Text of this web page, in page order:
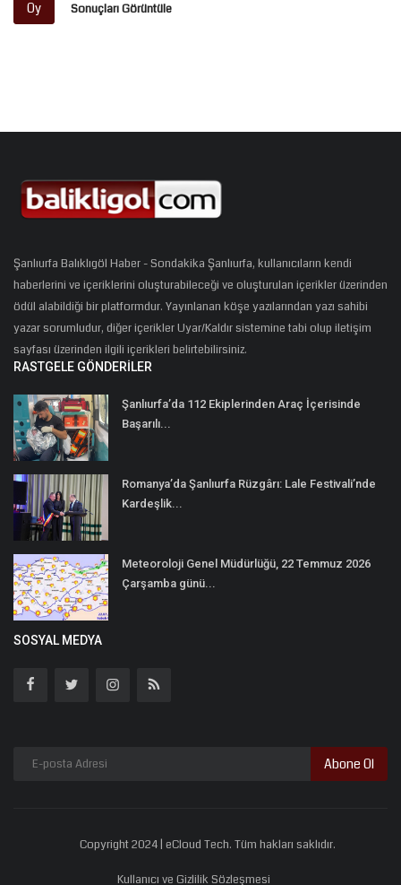
Oy Sonuçları Görüntüle
Şanlıurfa Balıklıgöl Haber - Sondakika Şanlıurfa, kullanıcıların kendi
haberlerini ve içeriklerini oluşturabileceği ve oluşturulan içerikler üzerinden
ödül alabildiği bir platformdur. Yayınlanan köşe yazılarından yazı sahibi
yazar sorumludur, diğer içerikler Uyar/Kaldır sistemine tabi olup iletişim
sayfası üzerinden ilgili içerikleri belirtebilirsiniz.
RASTGELE GÖNDERILER
Şanlıurfa’da 112 Ekiplerinden Araç İçerisinde
Başarılı...
Romanya’da Şanlıurfa Rüzgârı: Lale Festivali’nde
Kardeşlik...
Meteoroloji Genel Müdürlüğü, 22 Temmuz 2026
Çarşamba günü...
SOSYAL MEDYA
Abone Ol
Copyright 2024 | eCloud Tech. Tüm hakları saklıdır.
Kullanıcı ve Gizlilik Sözleşmesi